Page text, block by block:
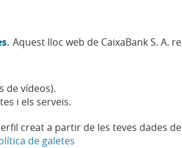
Aquest lloc web de CaixaBank S. A.
de vídeos).
i els serveis.
creat a partir de les teves dades
de galetes
Accionistes i inversors